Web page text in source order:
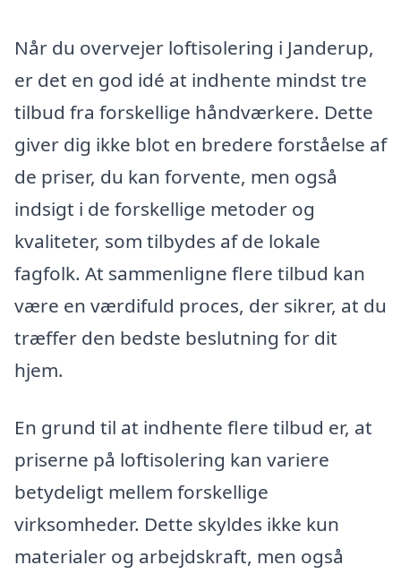
Når du overvejer loftisolering i Janderup,
er det en god idé at indhente mindst tre
tilbud fra forskellige håndværkere. Dette
giver dig ikke blot en bredere forståelse af
de priser, du kan forvente, men også
indsigt i de forskellige metoder og
kvaliteter, som tilbydes af de lokale
fagfolk. At sammenligne flere tilbud kan
være en værdifuld proces, der sikrer, at du
træffer den bedste beslutning for dit
hjem.
En grund til at indhente flere tilbud er, at
priserne på loftisolering kan variere
betydeligt mellem forskellige
virksomheder. Dette skyldes ikke kun
materialer og arbejdskraft, men også